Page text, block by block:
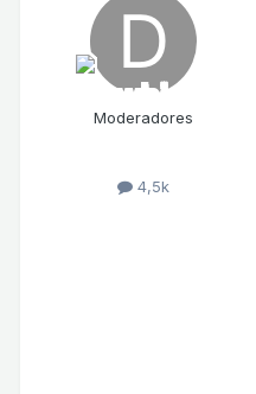
Moderadores
4,5k